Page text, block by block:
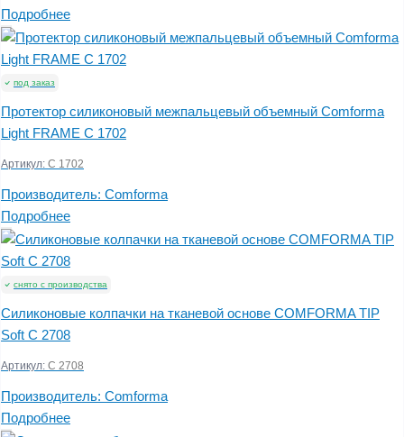
Подробнее
под заказ
Протектор силиконовый межпальцевый объемный Comforma
Light FRAME С 1702
Артикул: С 1702
Производитель: Comforma
Подробнее
снято с производства
Силиконовые колпачки на тканевой основе COMFORMA TIP
Soft C 2708
Артикул: C 2708
Производитель: Comforma
Подробнее